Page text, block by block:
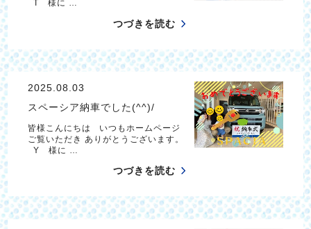
T 様に …
つづきを読む
2025.08.03
スペーシア納車でした(^^)/
皆様こんにちは いつもホームページ
ご覧いただき ありがとうございます。
Y 様に …
つづきを読む